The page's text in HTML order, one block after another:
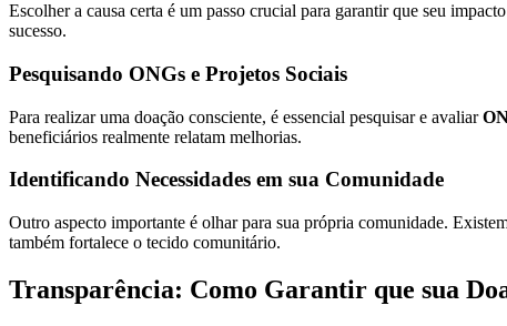
Escolher a causa certa é um passo crucial para garantir que seu
sucesso.
Pesquisando ONGs e Projetos Sociais
Para realizar uma doação consciente, é essencial pesquisar e avaliar
beneficiários realmente relatam melhorias.
Identificando Necessidades em sua Comunidade
Outro aspecto importante é olhar para sua própria comunidade.
também fortalece o tecido comunitário.
Transparência: Como Garantir que sua